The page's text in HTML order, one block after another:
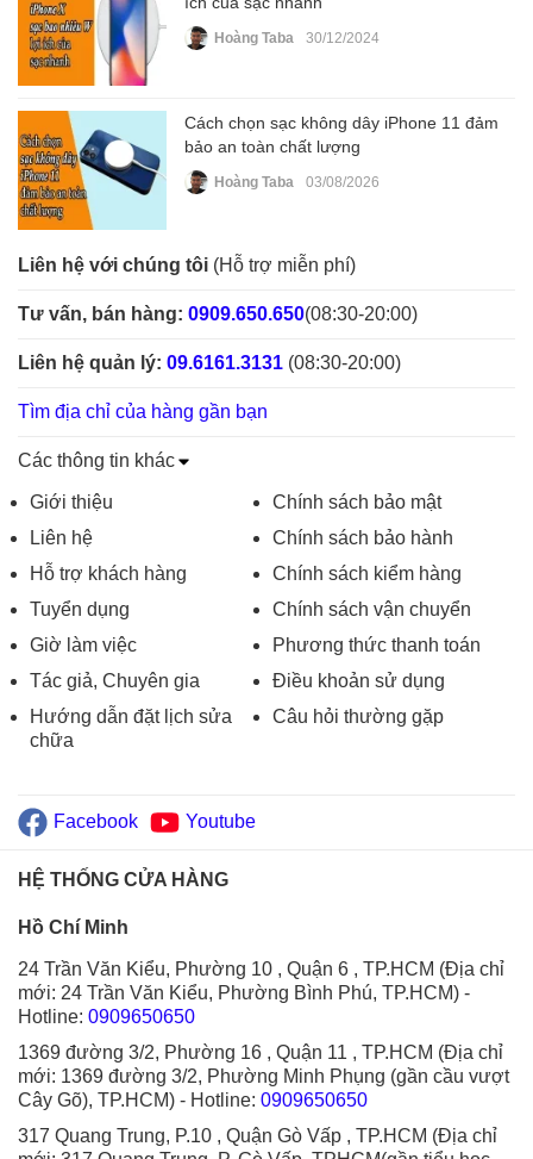
Hoàng Taba 30/12/2024
Cách chọn sạc không dây iPhone 11 đảm
bảo an toàn chất lượng
Hoàng Taba 03/08/2026
Liên hệ với chúng tôi (Hỗ trợ miễn phí)
Tư vấn, bán hàng: 0909.650.650(08:30-20:00)
Liên hệ quản lý: 09.6161.3131 (08:30-20:00)
Tìm địa chỉ của hàng gần bạn
Các thông tin khác
Giới thiệu
Liên hệ
Hỗ trợ khách hàng
Tuyển dụng
Giờ làm việc
Tác giả, Chuyên gia
Hướng dẫn đặt lịch sửa
chữa
Chính sách bảo mật
Chính sách bảo hành
Chính sách kiểm hàng
Chính sách vận chuyển
Phương thức thanh toán
Điều khoản sử dụng
Câu hỏi thường gặp
Facebook Youtube
HỆ THỐNG CỬA HÀNG
Hồ Chí Minh
24 Trần Văn Kiểu, Phường 10 , Quận 6 , TP.HCM (Địa chỉ
mới: 24 Trần Văn Kiểu, Phường Bình Phú, TP.HCM) -
Hotline: 0909650650
1369 đường 3/2, Phường 16 , Quận 11 , TP.HCM (Địa chỉ
mới: 1369 đường 3/2, Phường Minh Phụng (gần cầu vượt
Cây Gõ), TP.HCM) - Hotline: 0909650650
317 Quang Trung, P.10 , Quận Gò Vấp , TP.HCM (Địa chỉ